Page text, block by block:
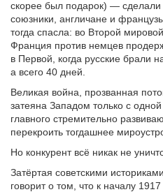
скорее был подарок) —
союзники, англичане и
тогда спасла: во Второй
Франция против немцев
в Первой, когда русские брали
а всего 40 дней.
Великая война, прозванная
затеяна Западом только с
главного стремительно
перекроить тогдашнее
Но конкурент всё никак не
Затёртая советскими
говорит о том, что к началу